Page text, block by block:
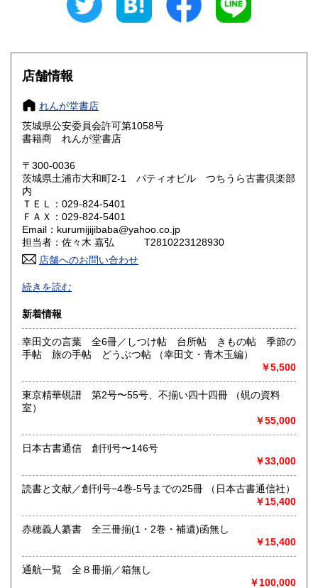
600円 三重県
大阪府
奈良県
鳥取県 600円
岡山県
山口県
香川県 600円
高知県 600円
佐賀県
熊本県
宮崎県 600円 鹿児島県 600円
店舗情報
れんが堂書店
茨城県公安委員会許可第1058号
書籍商 れんが堂書店
〒300-0036
茨城県土浦市大和町2-1 パティオビル つちうら古書倶楽部
内
ＴＥＬ：029-824-5401
ＦＡＸ：029-824-5401
Email：kurumijijibaba@yahoo.co.jp
担当者：佐々木 嘉弘 T2810223128930
店舗へのお問い合わせ
最寄駅：土浦駅西口
営業時間：AM10:00〜PM7:00
定休日：水曜日
店頭及び出張買取致します。
出張買取に関しましては内容・地域にある程度の制限がござ
詳しくは電話・メールにて直接お問い合わせください。
歴史、美術工芸、趣味、サブカルチャー、古書一般（その
他）
続きを読む
新着情報
幸田文の言葉 全6冊／しつけ帖 台所帖 きもの帖 季節の
手帖 旅の手帖 どうぶつ帖 （幸田文・青木玉編）
￥5,500
東京精華硯譜 第2号〜55号、不揃い四十四冊 （硯の資料
室）
￥55,000
日本古書通信 創刊号〜146号
￥33,000
読書と文献／創刊号−4巻-5号までの25冊 （日本古書通信社）
￥15,400
赤穂義人纂書 全三冊揃(1・2巻・補遺)函無し
￥15,400
通航一覧 全８冊揃／箱無し
￥100,000